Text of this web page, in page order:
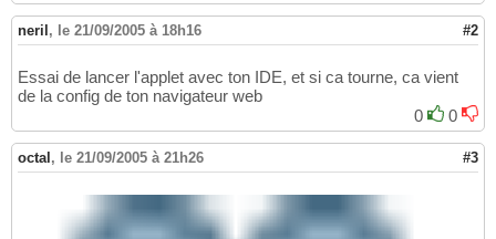
neril , le 21/09/2005 à 18h16 #2
Essai de lancer l'applet avec ton IDE, et si ca tourne, ca vient
de la config de ton navigateur web
0
0
octal , le 21/09/2005 à 21h26 #3